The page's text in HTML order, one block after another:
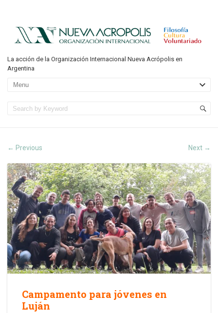
La acción de la Organización Internacional Nueva Acrópolis en
Argentina
← Previous Next →
Campamento para jóvenes en
Luján